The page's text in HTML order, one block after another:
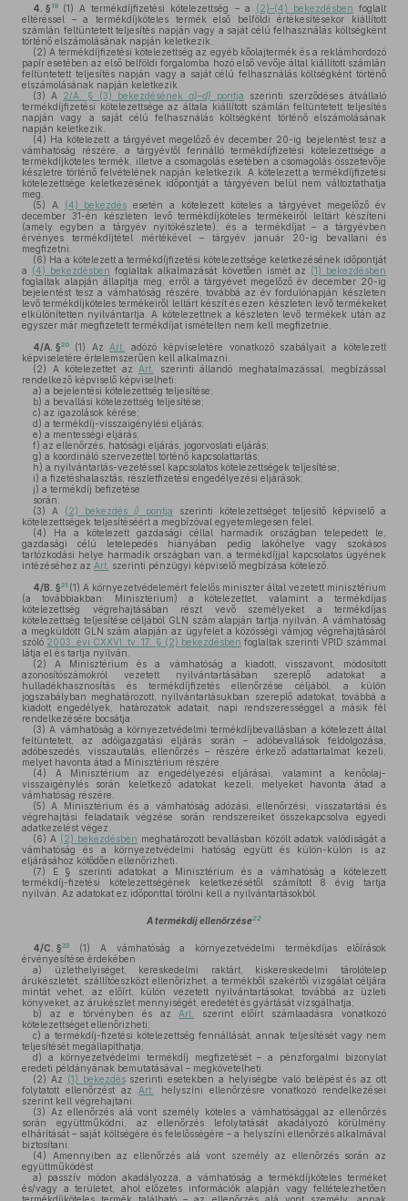
4. § 19 (1) A termékdíjfizetési kötelezettség – a (2)–(4) bekezdésben foglalt
eltéréssel – a termékdíjköteles termék első belföldi értékesítésekor kiállított
számlán feltüntetett teljesítés napján vagy a saját célú felhasználás költségként
történő elszámolásának napján keletkezik.
(2) A termékdíjfizetési kötelezettség az egyéb kőolajtermék és a reklámhordozó
papír esetében az első belföldi forgalomba hozó első vevője által kiállított számlán
feltüntetett teljesítés napján vagy a saját célú felhasználás költségként történő
elszámolásának napján keletkezik.
(3) A 2/A. § (3) bekezdésének a)–d) pontja szerinti szerződéses átvállaló
termékdíjfizetési kötelezettsége az általa kiállított számlán feltüntetett teljesítés
napján vagy a saját célú felhasználás költségként történő elszámolásának
napján keletkezik.
(4) Ha kötelezett a tárgyévet megelőző év december 20-ig bejelentést tesz a
vámhatóság részére, a tárgyévtől fennálló termékdíjfizetési kötelezettsége a
termékdíjköteles termék, illetve a csomagolás esetében a csomagolás összetevője
készletre történő felvételének napján keletkezik. A kötelezett a termékdíjfizetési
kötelezettsége keletkezésének időpontját a tárgyéven belül nem változtathatja
meg.
(5) A (4) bekezdés esetén a kötelezett köteles a tárgyévet megelőző év
december 31-én készleten levő termékdíjköteles termékeiről leltárt készíteni
(amely egyben a tárgyév nyitókészlete), és a termékdíjat – a tárgyévben
érvényes termékdíjtétel mértékével – tárgyév január 20-ig bevallani és
megfizetni.
(6) Ha a kötelezett a termékdíjfizetési kötelezettsége keletkezésének időpontját
a (4) bekezdésben foglaltak alkalmazását követően ismét az (1) bekezdésben
foglaltak alapján állapítja meg, erről a tárgyévet megelőző év december 20-ig
bejelentést tesz a vámhatóság részére, továbbá az év fordulónapján készleten
levő termékdíjköteles termékeiről leltárt készít és ezen készleten levő termékeket
elkülönítetten nyilvántartja. A kötelezettnek a készleten levő termékek után az
egyszer már megfizetett termékdíjat ismételten nem kell megfizetnie.
4/A. §20 (1) Az Art.
adózó képviseletére vonatkozó szabályait a kötelezett
képviseletére értelemszerűen kell alkalmazni.
(2) A kötelezettet az Art.
szerinti állandó meghatalmazással, megbízással
rendelkező képviselő képviselheti:
a) a bejelentési kötelezettség teljesítése;
b) a bevallási kötelezettség teljesítése;
c) az igazolások kérése;
d) a termékdíj-visszaigénylési eljárás;
e) a mentességi eljárás;
f) az ellenőrzés, hatósági eljárás, jogorvoslati eljárás;
g) a koordináló szervezettel történő kapcsolattartás;
h) a nyilvántartás-vezetéssel kapcsolatos kötelezettségek teljesítése;
i) a fizetéshalasztás, részletfizetési engedélyezési eljárások;
j) a termékdíj befizetése
során.
(3) A (2) bekezdés j) pontja szerinti kötelezettséget teljesítő képviselő a
kötelezettségek teljesítéséért a megbízóval egyetemlegesen felel.
(4) Ha a kötelezett gazdasági céllal harmadik országban telepedett le,
gazdasági célú letelepedés hiányában pedig lakóhelye vagy szokásos
tartózkodási helye harmadik országban van, a termékdíjjal kapcsolatos ügyének
intézéséhez az Art. szerinti pénzügyi képviselő megbízása kötelező.
4/B. §21 (1) A környezetvédelemért felelős miniszter által vezetett minisztérium
(a továbbiakban: Minisztérium) a kötelezettet, valamint a termékdíjas
kötelezettség végrehajtásában részt vevő személyeket a termékdíjas
kötelezettség teljesítése céljából GLN szám alapján tartja nyilván. A vámhatóság
a megküldött GLN szám alapján az ügyfelet a közösségi vámjog végrehajtásáról
szóló 2003. évi CXXVI. tv. 17. § (2) bekezdésben foglaltak szerinti VPID számmal
látja el és tartja nyilván.
(2) A Minisztérium és a vámhatóság a kiadott, visszavont, módosított
azonosítószámokról vezetett nyilvántartásában szereplő adatokat a
hulladékhasznosítás és termékdíjfizetés ellenőrzése céljából, a külön
jogszabályban meghatározott, nyilvántartásukban szereplő adatokat, továbbá a
kiadott engedélyek, határozatok adatait, napi rendszerességgel a másik fél
rendelkezésére bocsátja.
(3) A vámhatóság a környezetvédelmi termékdíjbevallásban a kötelezett által
feltüntetett, az adóigazgatási eljárás során – adóbevallások feldolgozása,
adóbeszedés, visszautalás, ellenőrzés – részére érkező adattartalmat kezeli,
melyet havonta átad a Minisztérium részére.
(4) A Minisztérium az engedélyezési eljárásai, valamint a kenőolaj-
visszaigénylés során keletkező adatokat kezeli, melyeket havonta átad a
vámhatóság részére.
(5) A Minisztérium és a vámhatóság adózási, ellenőrzési, visszatartási és
végrehajtási feladataik végzése során rendszereiket összekapcsolva egyedi
adatkezelést végez.
(6) A (2) bekezdésben meghatározott bevallásban közölt adatok valódiságát a
vámhatóság és a környezetvédelmi hatóság együtt és külön-külön is az
eljárásához kötődően ellenőrizheti.
(7) E § szerinti adatokat a Minisztérium és a vámhatóság a kötelezett
termékdíj-fizetési kötelezettségének keletkezésétől számított 8 évig tartja
nyilván. Az adatokat ez időponttal törölni kell a nyilvántartásokból.
A termékdíj ellenőrzése22
4/C. §23 (1) A vámhatóság a környezetvédelmi termékdíjas előírások
érvényesítése érdekében
a) üzlethelyiséget, kereskedelmi raktárt, kiskereskedelmi tárolótelep
árukészletét, szállítóeszközt ellenőrizhet, a termékből szakértői vizsgálat céljára
mintát vehet, az előírt, külön vezetett nyilvántartásokat, továbbá az üzleti
könyveket, az árukészlet mennyiségét, eredetét és gyártását vizsgálhatja;
b) az e törvényben és az Art.
szerint előírt számlaadásra vonatkozó
kötelezettséget ellenőrizheti;
c) a termékdíj-fizetési kötelezettség fennállását, annak teljesítését vagy nem
teljesítését megállapíthatja;
d) a környezetvédelmi termékdíj megfizetését – a pénzforgalmi bizonylat
eredeti példányának bemutatásával – megkövetelheti.
(2) Az (1) bekezdésszerinti esetekben a helyiségbe való belépést és az ott
folytatott ellenőrzést az Art.
helyszíni ellenőrzésre vonatkozó rendelkezései
szerint kell végrehajtani.
(3) Az ellenőrzés alá vont személy köteles a vámhatósággal az ellenőrzés
során együttműködni, az ellenőrzés lefolytatását akadályozó körülmény
elhárítását – saját költségére és felelősségére – a helyszíni ellenőrzés alkalmával
biztosítani.
(4) Amennyiben az ellenőrzés alá vont személy az ellenőrzés során az
együttműködést
a) passzív módon akadályozza, a vámhatóság a termékdíjköteles terméket
és/vagy a területet, ahol előzetes információk alapján vagy feltételezhetően